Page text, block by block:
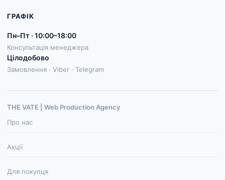
ГРАФІК
Пн–Пт · 10:00–18:00
Консультація менеджера
Цілодобово
Замовлення · Viber · Telegram
THE VATE | Web Production Agenсy
Про нас
Акції
Для покупця